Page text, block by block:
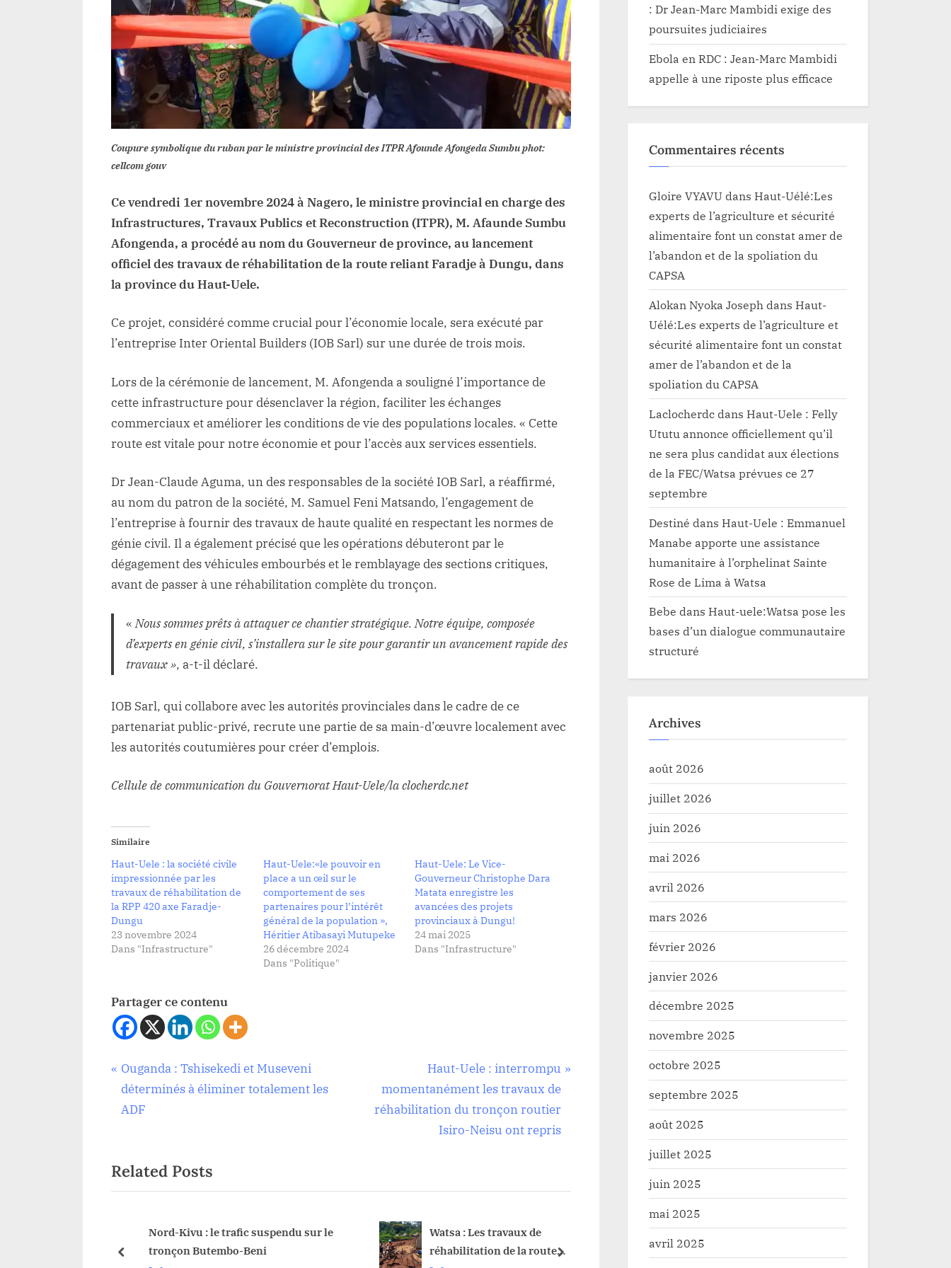
Coupure symbolique du ruban par le ministre provincial des ITPR Afounde Afongeda Sumbu phot:
cellcom gouv
Ce vendredi 1er novembre 2024 à Nagero, le ministre provincial en charge des
Infrastructures, Travaux Publics et Reconstruction (ITPR), M. Afaunde Sumbu
Afongenda, a procédé au nom du Gouverneur de province, au lancement
officiel des travaux de réhabilitation de la route reliant Faradje à Dungu, dans
la province du Haut-Uele.
Ce projet, considéré comme crucial pour l’économie locale, sera exécuté par
l’entreprise Inter Oriental Builders (IOB Sarl) sur une durée de trois mois.
Lors de la cérémonie de lancement, M. Afongenda a souligné l’importance de
cette infrastructure pour désenclaver la région, faciliter les échanges
commerciaux et améliorer les conditions de vie des populations locales. « Cette
route est vitale pour notre économie et pour l’accès aux services essentiels.
Dr Jean-Claude Aguma, un des responsables de la société IOB Sarl, a réaffirmé,
au nom du patron de la société, M. Samuel Feni Matsando, l’engagement de
l’entreprise à fournir des travaux de haute qualité en respectant les normes de
génie civil. Il a également précisé que les opérations débuteront par le
dégagement des véhicules embourbés et le remblayage des sections critiques,
avant de passer à une réhabilitation complète du tronçon.
«Nous sommes prêts à attaquer ce chantier stratégique. Notre équipe, composée
d’experts en génie civil, s’installera sur le site pour garantir un avancement rapide des
travaux », a-t-il déclaré.
IOB Sarl, qui collabore avec les autorités provinciales dans le cadre de ce
partenariat public-privé, recrute une partie de sa main-d’œuvre localement avec
les autorités coutumières pour créer d’emplois.
Cellule de communication du Gouvernorat Haut-Uele/la clocherdc.net
Similaire
Haut-Uele : la société civile
impressionnée par les
travaux de réhabilitation de
la RPP 420 axe Faradje-
Dungu
23 novembre 2024
Dans "Infrastructure"
Haut-Uele:«le pouvoir en
place a un œil sur le
comportement de ses
partenaires pour l’intérêt
général de la population »,
Héritier Atibasayi Mutupeke
26 décembre 2024
Dans "Politique"
Haut-Uele: Le Vice-
Gouverneur Christophe Dara
Matata enregistre les
avancées des projets
provinciaux à Dungu!
24 mai 2025
Dans "Infrastructure"
Partager ce contenu
Infrastructure
Navigation
de
P
r
e
o
u
o
Ouganda : Tshisekedi et Museveni
déterminés à éliminer totalement les
ADF
N
e
x
s
:
Haut-Uele : interrompu
momentanément les travaux de
réhabilitation du tronçon routier
Isiro-Neisu ont repris
Related Posts
Nord-Kivu : le trafic suspendu sur le
tronçon Butembo-Beni
Watsa : Les travaux de
réhabilitation de la route
Faradje : Réhabilitation de la RN26, un
espoir pour l’économie locale
Faradje : Lancement
prev next
: Dr Jean-Marc Mambidi exige des
poursuites judiciaires
Ebola en RDC : Jean-Marc Mambidi
appelle à une riposte plus efficace
Commentaires récents
Gloire VYAVU dans Haut-Uélé:Les
experts de l’agriculture et sécurité
alimentaire font un constat amer de
l’abandon et de la spoliation du
CAPSA
Alokan Nyoka Joseph dans Haut-
Uélé:Les experts de l’agriculture et
sécurité alimentaire font un constat
amer de l’abandon et de la
spoliation du CAPSA
Laclocherdcdans Haut-Uele : Felly
Ututu annonce officiellement qu’il
ne sera plus candidat aux élections
de la FEC/Watsa prévues ce 27
septembre
Destiné dans Haut-Uele : Emmanuel
Manabe apporte une assistance
humanitaire à l’orphelinat Sainte
Rose de Lima à Watsa
Bebe dans Haut-uele:Watsa pose les
bases d’un dialogue communautaire
structuré
Archives
août 2026
juillet 2026
juin 2026
mai 2026
avril 2026
mars 2026
février 2026
janvier 2026
décembre 2025
novembre 2025
octobre 2025
septembre 2025
août 2025
juillet 2025
juin 2025
mai 2025
avril 2025